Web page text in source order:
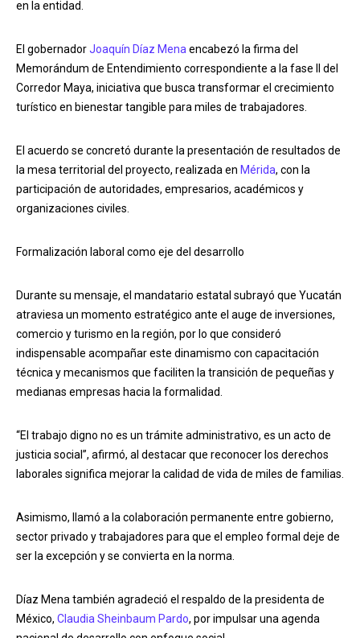
en la entidad.
El gobernadorJoaquín Díaz Mena encabezó la firma del
Memorándum de Entendimiento correspondiente a la fase II del
Corredor Maya, iniciativa que busca transformar el crecimiento
turístico en bienestar tangible para miles de trabajadores.
El acuerdo se concretó durante la presentación de resultados de
la mesa territorial del proyecto, realizada en Mérida, con la
participación de autoridades, empresarios, académicos y
organizaciones civiles.
Formalización laboral como eje del desarrollo
Durante su mensaje, el mandatario estatal subrayó que Yucatán
atraviesa un momento estratégico ante el auge de inversiones,
comercio y turismo en la región, por lo que consideró
indispensable acompañar este dinamismo con capacitación
técnica y mecanismos que faciliten la transición de pequeñas y
medianas empresas hacia la formalidad.
“El trabajo digno no es un trámite administrativo, es un acto de
justicia social”, afirmó, al destacar que reconocer los derechos
laborales significa mejorar la calidad de vida de miles de familias.
Asimismo, llamó a la colaboración permanente entre gobierno,
sector privado y trabajadores para que el empleo formal deje de
ser la excepción y se convierta en la norma.
Díaz Mena también agradeció el respaldo de la presidenta de
México, Claudia Sheinbaum Pardo, por impulsar una agenda